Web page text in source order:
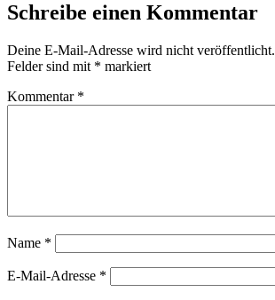
Schreibe einen Kommentar
Deine E-Mail-Adresse wird nicht veröffentlicht.
Felder sind mit * markiert
Kommentar *
Name *
E-Mail-Adresse *